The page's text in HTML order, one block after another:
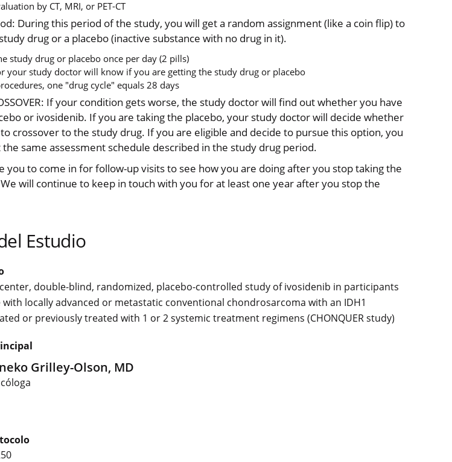
by CT, MRI, or PET-CT
During this period of the study, you will get a random assignment (like a coin flip) to
drug or a placebo (inactive substance with no drug in it).
study drug or placebo once per day (2 pills)
your study doctor will know if you are getting the study drug or placebo
one "drug cycle" equals 28 days
If your condition gets worse, the study doctor will find out whether you have
or ivosidenib. If you are taking the placebo, your study doctor will decide whether
crossover to the study drug. If you are eligible and decide to pursue this option, you
same assessment schedule described in the study drug period.
you to come in for follow-up visits to see how you are doing after you stop taking the
will continue to keep in touch with you for at least one year after you stop the
Estudio
double-blind, randomized, placebo-controlled study of ivosidenib in participants
with locally advanced or metastatic conventional chondrosarcoma with an IDH1
or previously treated with 1 or 2 systemic treatment regimens (CHONQUER study)
Grilley-Olson, MD